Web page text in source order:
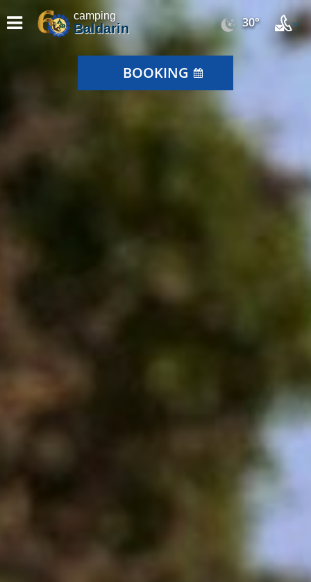
camping
Baldarin 30°
BOOKING